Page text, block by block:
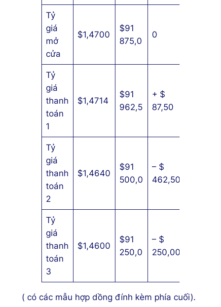
Tỷ
giá
mở
cửa
$1,4700
$91
875,0
0
Tỷ
giá
thanh
toán
1
$1,4714
$91
962,5
+ $
87,50
Tỷ
giá
thanh
toán
2
$1,4640
$91
500,0
– $
462,50
Tỷ
giá
thanh
toán
3
$1,4600
$91
250,0
– $
250,00
( có các mẫu hợp dồng đính kèm phía cuối).